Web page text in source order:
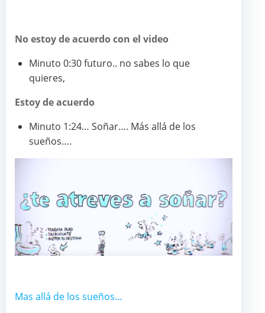
No estoy de acuerdo con el video
Minuto 0:30 futuro.. no sabes lo que
quieres,
Estoy de acuerdo
Minuto 1:24… Soñar…. Más allá de los
sueños….
Mas allá de los sueños…